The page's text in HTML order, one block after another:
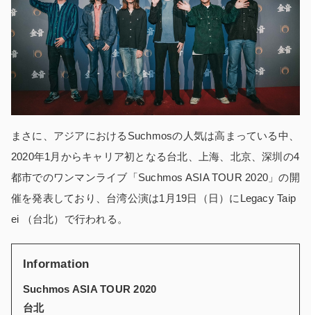
まさに、アジアにおけるSuchmosの人気は高まっている中、
2020年1月からキャリア初となる台北、上海、北京、深圳の4
都市でのワンマンライブ「Suchmos ASIA TOUR 2020」の開
催を発表しており、台湾公演は1月19日（日）にLegacy Taip
ei （台北）で行われる。
Information
Suchmos ASIA TOUR 2020
台北